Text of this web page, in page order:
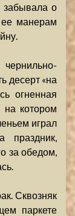
забывала о
ее манерам
десерт «на
огненная
котором
играл
за обедом,
Сквозняк
паркете